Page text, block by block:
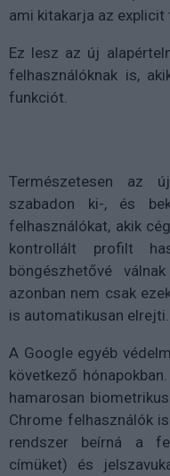
ami kitakarja az explicit
Ez lesz az új
felhasználóknak is,
funkciót.
Természetesen az
szabadon ki-, és
felhasználókat, akik
kontrollált profilt
böngészhetővé
azonban nem csak
is automatikusan elrejti.
A Google egyéb
következő
hamarosan
Chrome felhasználók
rendszer beírná a
címüket) és